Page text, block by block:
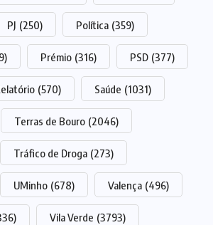
PJ (250) Política (359)
Prémio (316) PSD (377)
(570) Saúde (1031)
Terras de Bouro (2046)
Tráfico de Droga (273)
UMinho (678) Valença (496)
Vila Verde (3793)